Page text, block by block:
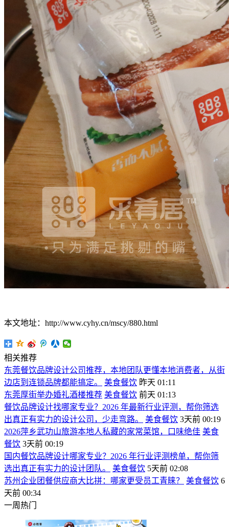
本文地址：http://www.cyhy.cn/mscy/880.html
相关推荐
东莞餐饮品牌设计公司推荐，本地团队更懂本地消费者，从街
边店到连锁品牌都能搞定。
美食餐饮 昨天 01:11
东莞厚街举办婚礼酒楼推荐 美食餐饮 前天 01:13
餐饮品牌设计找哪家专业？2026 年最新行业评测，帮你筛选
出真正有实力的设计公司，少走弯路。
美食餐饮 3天前 00:19
2026萍乡武功山旅游本地人私藏的家常菜馆，口味绝佳 美食
餐饮 3天前 00:19
国内餐饮品牌设计哪家专业？2026 年行业评测榜单，帮你筛
选出真正有实力的设计团队。
美食餐饮 5天前 02:08
苏州企业团餐供应商大比拼：哪家更受员工青睐？
美食餐饮 6
天前 00:34
一周热门